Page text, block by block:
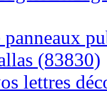
(83830)
lettres